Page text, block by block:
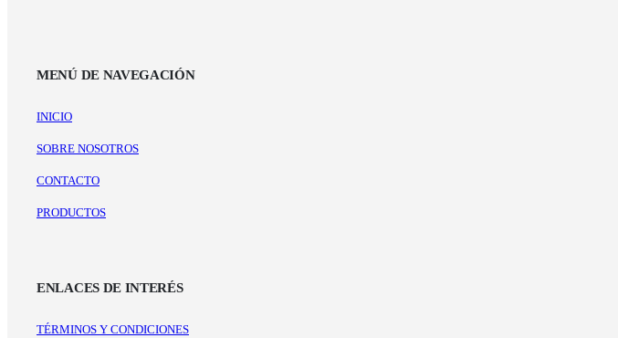
MENÚ DE NAVEGACIÓN
INICIO
SOBRE NOSOTROS
CONTACTO
PRODUCTOS
ENLACES DE INTERÉS
TÉRMINOS Y CONDICIONES